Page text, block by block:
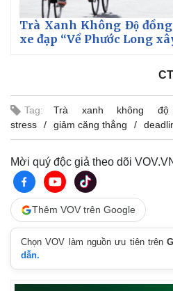
Trà Xanh Không Độ
xe đạp “Về Phước Long
Tag: Trà xanh không độ
stress
giảm căng thẳng
Mời quý độc giả theo dõi
Thêm VOV trên Google
Chọn VOV làm nguồn ưu tiên trên
dẫn.